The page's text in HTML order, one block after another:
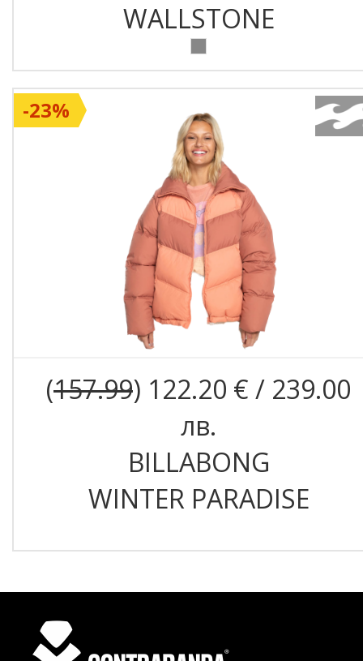
WALLSTONE
(157.99) 122.20 € / 239.00
лв.
BILLABONG
WINTER PARADISE
-23%